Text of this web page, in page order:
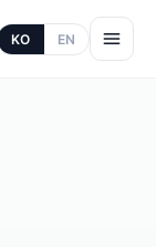
KO EN